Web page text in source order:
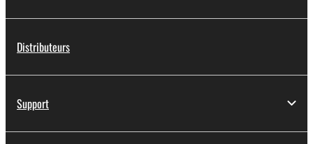
Distributeurs
Support